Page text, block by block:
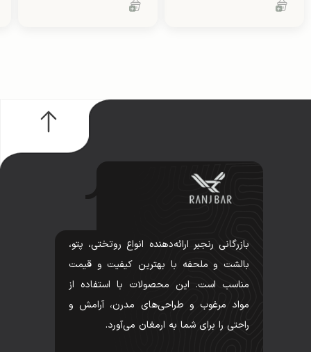
بازرگانی رنجبر ارائه‌دهنده انواع روتختی، پتو،
بالشت و ملحفه با بهترین کیفیت و قیمت
مناسب است. این محصولات با استفاده از
مواد مرغوب و طراحی‌های مدرن، آرامش و
راحتی را برای شما به ارمغان می‌آورد.